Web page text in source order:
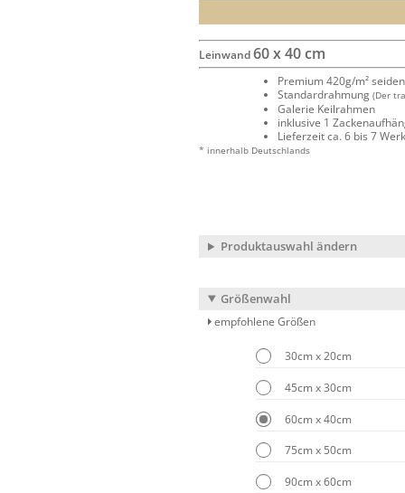
Leinwand60 x 40 cm
Premium 420g/m²
Standardrahmung (Der
Galerie Keilrahmen
inklusive 1
Lieferzeit ca. 6 bis 7
* innerhalb Deutschlands
Produktauswahl ändern
Größenwahl
empfohlene Größen
30cm x 20cm
45cm x 30cm
60cm x 40cm
75cm x 50cm
90cm x 60cm